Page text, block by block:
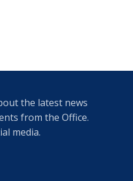
the latest news
from the Office.
media.